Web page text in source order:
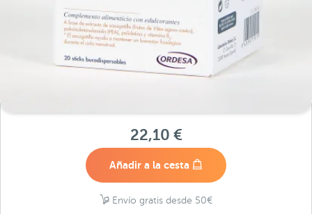
22,10 €
Añadir a la cesta
Envío gratis desde 50€